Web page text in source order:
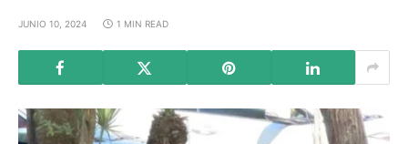
JUNIO 10, 2024 1 MIN READ